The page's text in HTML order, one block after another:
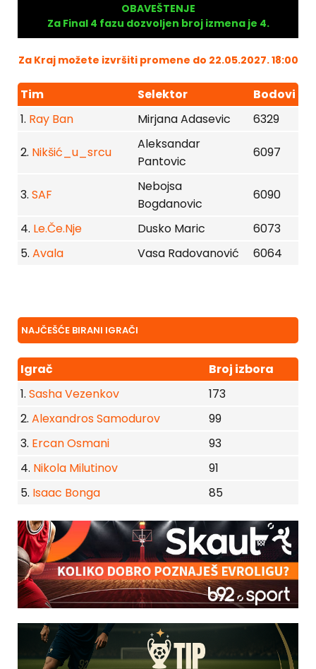
OBAVEŠTENJE
Za Final 4 fazu dozvoljen broj izmena je 4.
Za Kraj možete izvršiti promene do 22.05.2027. 18:00
Tim Selektor
Bodovi
1. Ray Ban Mirjana Adasevic 6329
2. Nikšić_u_srcu
Aleksandar
Pantovic
6097
3. SAF
Nebojsa
Bogdanovic
6090
4. Le.Če.Nje Dusko Maric
6073
5. Avala Vasa Radovanović 6064
NAJČEŠĆE BIRANI IGRAČI
Igrač
Broj izbora
1. Sasha Vezenkov
173
2. Alexandros Samodurov
99
3. Ercan Osmani
93
4. Nikola Milutinov
91
5. Isaac Bonga 85